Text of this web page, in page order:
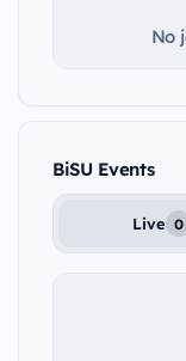
No
BiSU Events
Live 0